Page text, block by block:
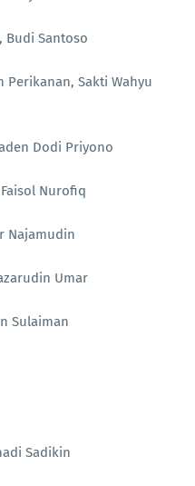
Budi Santoso
Perikanan, Sakti Wahyu
Dodi Priyono
Nurofiq
Najamudin
Umar
Sulaiman
Sadikin